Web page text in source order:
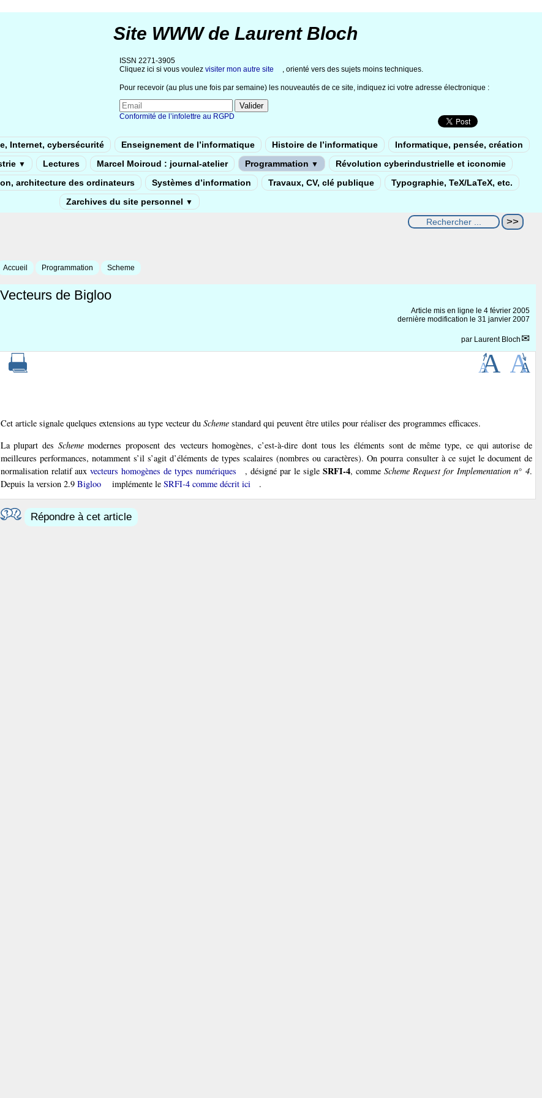
Site WWW de Laurent Bloch
ISSN 2271-3905
Cliquez ici si vous voulez visiter mon autre site , orienté vers des sujets moins techniques.
Pour recevoir (au plus une fois par semaine) les nouveautés de ce site, indiquez ici votre adresse électronique :
Conformité de l’infolettre au RGPD
Internet, cybersécurité Enseignement de l’informatique Histoire de l’informatique
Informatique, pensée, création
▼ Lectures Marcel Moiroud : journal-atelier Programmation ▼
Révolution cyberindustrielle et iconomie
architecture des ordinateurs Systèmes d’information Travaux, CV, clé publique
Typographie, TeX/LaTeX, etc.
Zarchives du site personnel ▼
Accueil Programmation Scheme
Vecteurs de Bigloo
Article mis en ligne le 4 février 2005
dernière modification le 31 janvier 2007
par Laurent Bloch
Cet article signale quelques extensions au type vecteur du Schemestandard qui peuvent être utiles pour réaliser des programmes efficaces.
La plupart des Schememodernes proposent des vecteurs homogènes, c’est-à-dire dont tous les éléments sont de même type, ce qui autorise de
meilleures performances, notamment s’il s’agit d’éléments de types scalaires (nombres ou caractères). On pourra consulter à ce sujet le document de
normalisation relatif auxvecteurs homogènes de types numériques , désigné par le sigleSRFI-4, commeScheme Request for Implementation n° 4.
Depuis la version 2.9 Bigloo implémente le SRFI-4 comme décrit ici .
Répondre à cet article